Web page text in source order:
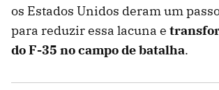
os Estados Unidos deram um
para reduzir essa lacuna e
do F-35 no campo de batalha.